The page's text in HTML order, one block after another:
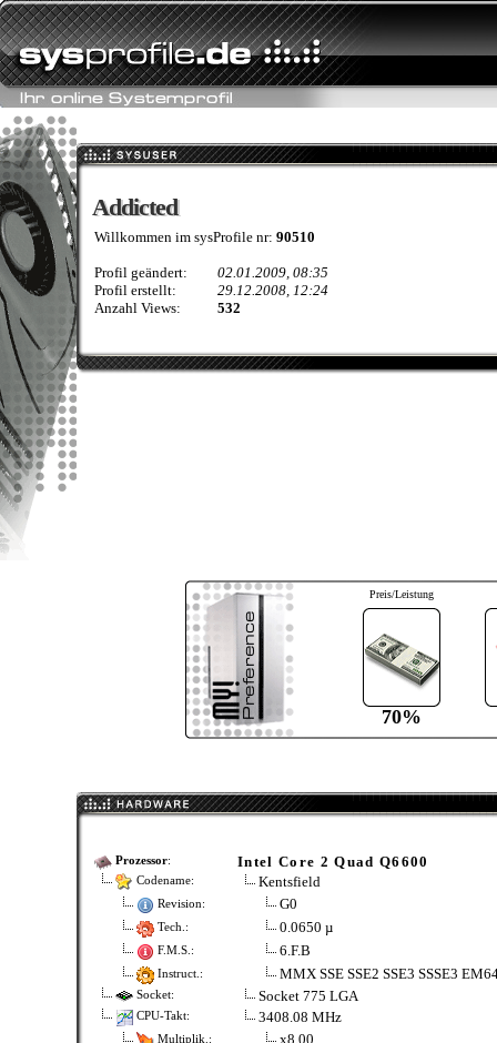
Addicted
Addicted
Willkommen im sysProfile nr: 90510
Profil geändert:
02.01.2009, 08:35
Profil erstellt:
29.12.2008, 12:24
Anzahl Views:
532
Preis/Leistung
70%
Prozessor: Intel Core 2 Quad Q6600
Codename: Kentsfield
Revision: G0
Tech.: 0.0650 µ
F.M.S.: 6.F.B
Instruct.: MMX SSE SSE2 SSE3 SSSE3
Socket: Socket 775 LGA
CPU-Takt: 3408.08 MHz
Multiplik.: x8.00